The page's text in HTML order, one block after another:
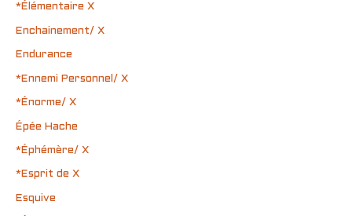
*Élémentaire X
Enchainement/ X
Endurance
*Ennemi Personnel/ X
*Énorme/ X
Épée Hache
*Éphémère/ X
*Esprit de X
Esquive